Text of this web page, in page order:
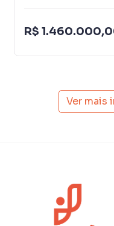
UNIDADE 04 VENDIDA
Localização Privilegiada:
Localização: Rua
Supermercado Pão de Açúcar Cerca
R$
Ver mais